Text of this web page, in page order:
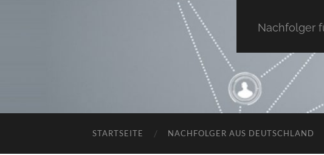
Nachfolger
STARTSEITE NACHFOLGER AUS DEUTSCHLAND